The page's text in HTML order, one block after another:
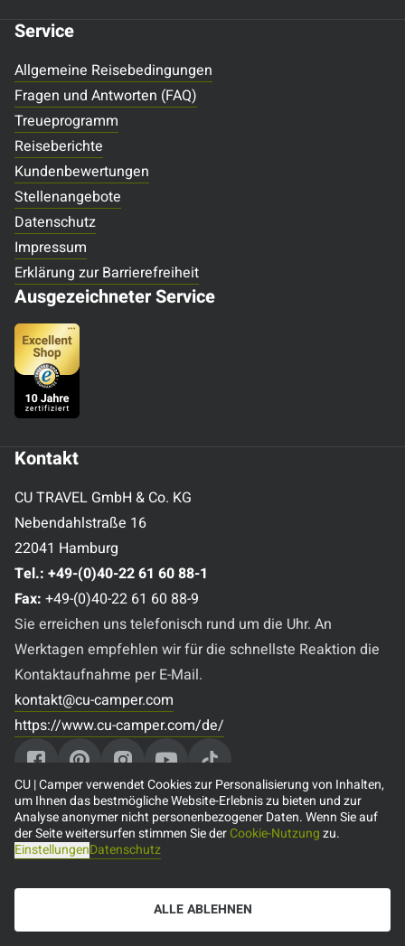
Service
Allgemeine Reisebedingungen
Fragen und Antworten (FAQ)
Treueprogramm
Reiseberichte
Kundenbewertungen
Stellenangebote
Datenschutz
Impressum
Erklärung zur Barrierefreiheit
Ausgezeichneter Service
Kontakt
CU TRAVEL GmbH & Co. KG
Nebendahlstraße 16
22041 Hamburg
Tel.: +49-(0)40-22 61 60 88-1
Fax: +49-(0)40-22 61 60 88-9
Sie erreichen uns telefonisch rund um die Uhr. An
Werktagen empfehlen wir für die schnellste Reaktion die
Kontaktaufnahme per E-Mail.
kontakt@cu-camper.com
https://www.cu-camper.com/de/
Beliebte Reiseziele
🇨🇦 Camper mieten in Kanada
🇺🇸 Camper mieten in den USA
🇦🇺 Camper mieten in Australien
🇳🇿 Camper mieten in Neuseeland
CU | Camper verwendet Cookies zur Personalisierung von Inhalten,
um Ihnen das bestmögliche Website-Erlebnis zu bieten und zur
Analyse anonymer nicht personenbezogener Daten. Wenn Sie auf
der Seite weitersurfen stimmen Sie derCookie-Nutzungzu.
EinstellungenDatenschutz
ALLE ABLEHNEN